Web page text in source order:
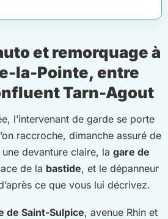
et remorquage à
la-Pointe, entre
Tarn-Agout
l’intervenant de garde se porte
raccroche, dimanche assuré de
devanture claire, la gare de
de la bastide, et le dépanneur
ce que vous lui décrivez.
de Saint-Sulpice, avenue Rhin et